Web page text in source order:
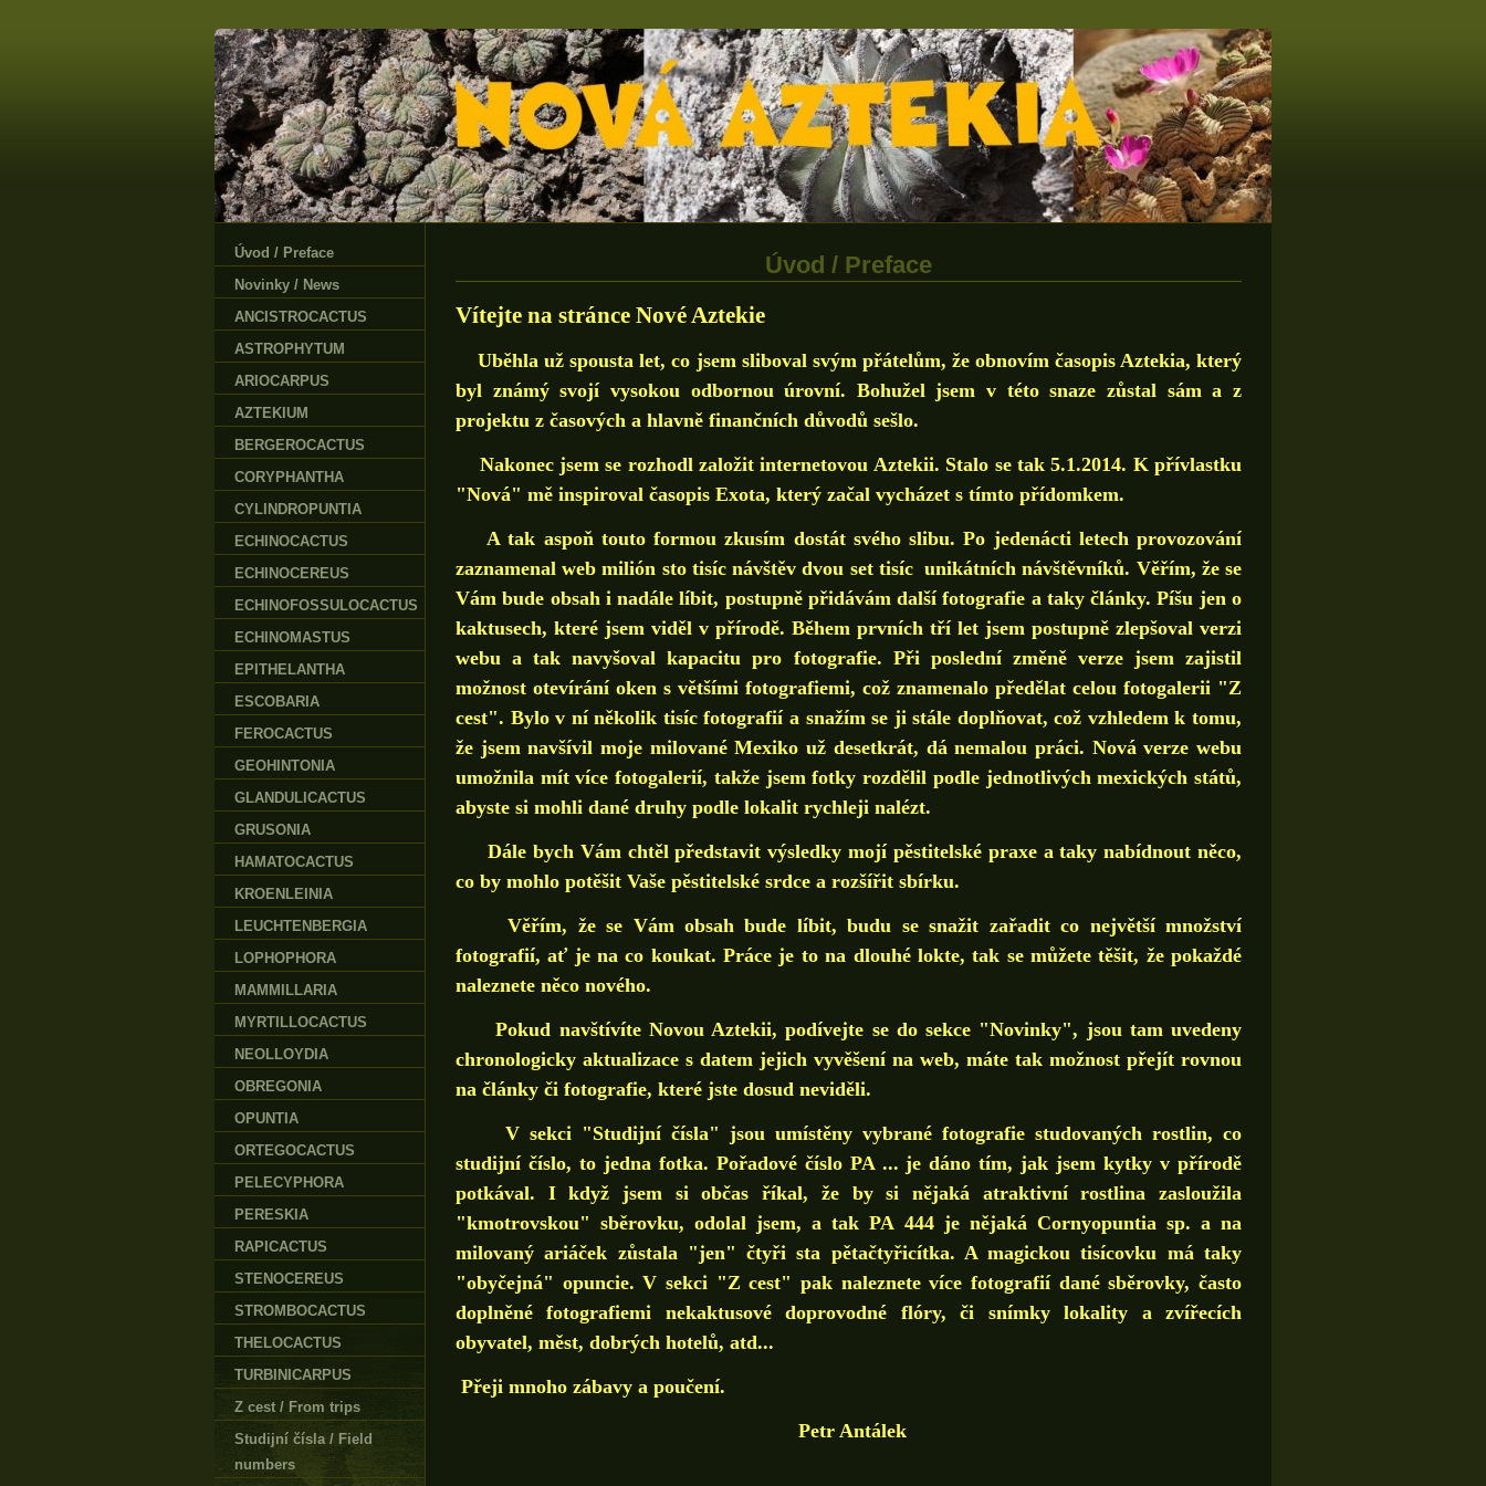
Úvod / Preface
Vítejte na stránce Nové Aztekie
Uběhla už spousta let, co jsem sliboval svým přátelům, že obnovím časopis Aztekia, který
byl známý svojí vysokou odbornou úrovní. Bohužel jsem v této snaze zůstal sám a z
projektu z časových a hlavně finančních důvodů sešlo.
Nakonec jsem se rozhodl založit internetovou Aztekii. Stalo se tak 5.1.2014. K přívlastku
"Nová" mě inspiroval časopis Exota, který začal vycházet s tímto přídomkem.
A tak aspoň touto formou zkusím dostát svého slibu. Po jedenácti letech provozování
zaznamenal web milión sto tisíc návštěv dvou set tisíc unikátních návštěvníků. Věřím, že se
Vám bude obsah i nadále líbit, postupně přidávám další fotografie a taky články. Píšu jen o
kaktusech, které jsem viděl v přírodě. Během prvních tří let jsem postupně zlepšoval verzi
webu a tak navyšoval kapacitu pro fotografie. Při poslední změně verze jsem zajistil
možnost otevírání oken s většími fotografiemi, což znamenalo předělat celou fotogalerii "Z
cest". Bylo v ní několik tisíc fotografií a snažím se ji stále doplňovat, což vzhledem k tomu,
že jsem navšívil moje milované Mexiko už desetkrát, dá nemalou práci. Nová verze webu
umožnila mít více fotogalerií, takže jsem fotky rozdělil podle jednotlivých mexických států,
abyste si mohli dané druhy podle lokalit rychleji nalézt.
Dále bych Vám chtěl představit výsledky mojí pěstitelské praxe a taky nabídnout něco,
co by mohlo potěšit Vaše pěstitelské srdce a rozšířit sbírku.
Věřím, že se Vám obsah bude líbit, budu se snažit zařadit co největší množství
fotografií, ať je na co koukat. Práce je to na dlouhé lokte, tak se můžete těšit, že pokaždé
naleznete něco nového.
Pokud navštívíte Novou Aztekii, podívejte se do sekce "Novinky", jsou tam uvedeny
chronologicky aktualizace s datem jejich vyvěšení na web, máte tak možnost přejít rovnou
na články či fotografie, které jste dosud neviděli.
V sekci "Studijní čísla" jsou umístěny vybrané fotografie studovaných rostlin, co
studijní číslo, to jedna fotka. Pořadové číslo PA ... je dáno tím, jak jsem kytky v přírodě
potkával. I když jsem si občas říkal, že by si nějaká atraktivní rostlina zasloužila
"kmotrovskou" sběrovku, odolal jsem, a tak PA 444 je nějaká Cornyopuntia sp. a na
milovaný ariáček zůstala "jen" čtyři sta pětačtyřicítka. A magickou tisícovku má taky
"obyčejná" opuncie. V sekci "Z cest" pak naleznete více fotografií dané sběrovky, často
doplněné fotografiemi nekaktusové doprovodné flóry, či snímky lokality a zvířecích
obyvatel, měst, dobrých hotelů, atd...
Přeji mnoho zábavy a poučení.
Petr Antálek
Úvod / Preface
Novinky / News
ANCISTROCACTUS
ASTROPHYTUM
ARIOCARPUS
AZTEKIUM
BERGEROCACTUS
CORYPHANTHA
CYLINDROPUNTIA
ECHINOCACTUS
ECHINOCEREUS
ECHINOFOSSULOCACTUS
ECHINOMASTUS
EPITHELANTHA
ESCOBARIA
FEROCACTUS
GEOHINTONIA
GLANDULICACTUS
GRUSONIA
HAMATOCACTUS
KROENLEINIA
LEUCHTENBERGIA
LOPHOPHORA
MAMMILLARIA
MYRTILLOCACTUS
NEOLLOYDIA
OBREGONIA
OPUNTIA
ORTEGOCACTUS
PELECYPHORA
PERESKIA
RAPICACTUS
STENOCEREUS
STROMBOCACTUS
THELOCACTUS
TURBINICARPUS
Z cest / From trips
Studijní čísla / Field
numbers